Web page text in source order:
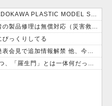
【フルメタル・パニック!】KADOKAWA PLASTIC MODEL SERIES 「アーバレスト」プラモデル【予約開始・塗料追加】
任天堂 熊本地震を受け被災者の製品修理は無償対応（災害救助法適用地域） 義援金5000万円寄付
っくりしてる
『仮面ライダーマイス』制作発表会見で追加情報解禁 他、今週の備忘録（2026/7/31～2026/8/6）
【画像】NARUTO三大謎の一つ、「羅生門」とは一体何だったのか！？